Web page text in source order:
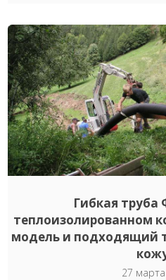
Гибкая труба
теплоизолированном
модель и подходящий
27